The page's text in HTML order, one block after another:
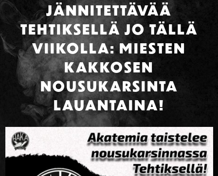
JÄNNITETTÄVÄÄ
TEHTIKSELLÄ JO TÄLLÄ
VIIKOLLA: MIESTEN
KAKKOSEN
NOUSUKARSINTA
LAUANTAINA!